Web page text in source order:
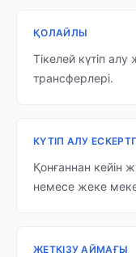
ҚОЛАЙЛЫ
Тікелей күтіп
трансферлері.
КҮТІП АЛУ
Қонғаннан кейін
немесе жеке
ЖЕТКІЗУ АЙМАҒЫ